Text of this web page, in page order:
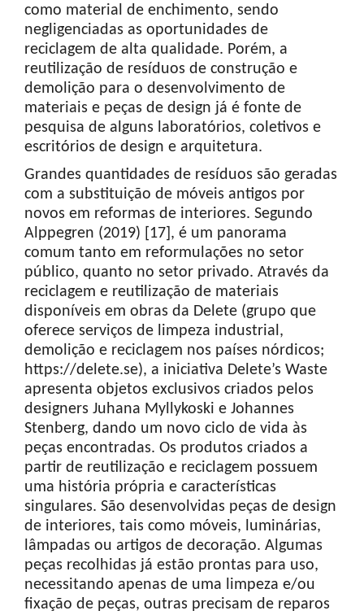
como material de enchimento, sendo
negligenciadas as oportunidades de
reciclagem de alta qualidade. Porém, a
reutilização de resíduos de construção e
demolição para o desenvolvimento de
materiais e peças de design já é fonte de
pesquisa de alguns laboratórios, coletivos e
escritórios de design e arquitetura.
Grandes quantidades de resíduos são geradas
com a substituição de móveis antigos por
novos em reformas de interiores. Segundo
Alppegren (2019) [17], é um panorama
comum tanto em reformulações no setor
público, quanto no setor privado. Através da
reciclagem e reutilização de materiais
disponíveis em obras da Delete (grupo que
oferece serviços de limpeza industrial,
demolição e reciclagem nos países nórdicos;
https://delete.se), a iniciativa Delete’s Waste
apresenta objetos exclusivos criados pelos
designers Juhana Myllykoski e Johannes
Stenberg, dando um novo ciclo de vida às
peças encontradas. Os produtos criados a
partir de reutilização e reciclagem possuem
uma história própria e características
singulares. São desenvolvidas peças de design
de interiores, tais como móveis, luminárias,
lâmpadas ou artigos de decoração. Algumas
peças recolhidas já estão prontas para uso,
necessitando apenas de uma limpeza e/ou
fixação de peças, outras precisam de reparos